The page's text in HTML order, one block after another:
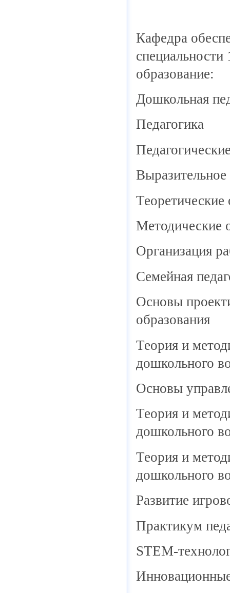
Кафедра
образование:
Дошкольная
Педагогика
Выразительное
Теоретические
Методические
Организация
Семейная
Основы
образования
Теория и
дошкольного
Основы
Теория и
дошкольного
Теория и
дошкольного
Развитие
Практикум
STEM-